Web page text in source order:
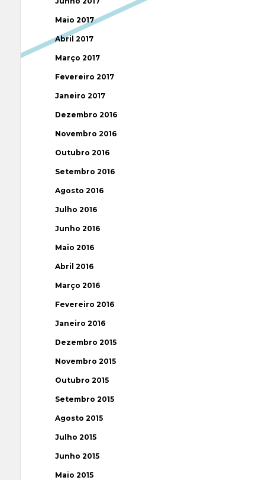
Maio 2017
Abril 2017
Março 2017
Fevereiro 2017
Janeiro 2017
Dezembro 2016
Novembro 2016
Outubro 2016
Setembro 2016
Agosto 2016
Julho 2016
Junho 2016
Maio 2016
Abril 2016
Março 2016
Fevereiro 2016
Janeiro 2016
Dezembro 2015
Novembro 2015
Outubro 2015
Setembro 2015
Agosto 2015
Julho 2015
Junho 2015
Maio 2015